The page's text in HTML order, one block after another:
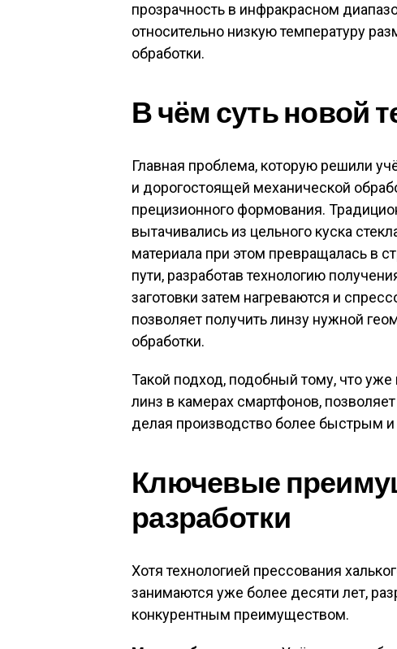
прозрачность в инфракрасном
относительно низкую температуру
обработки.
В чём суть новой
Главная проблема, которую решили
и дорогостоящей механической
прецизионного формования.
вытачивались из цельного куска
материала при этом превращалась в
пути, разработав технологию
заготовки затем нагреваются и
позволяет получить линзу нужной
обработки.
Такой подход, подобный тому, что
линз в камерах смартфонов,
делая производство более быстрым
Ключевые
разработки
Хотя технологией прессования
занимаются уже более десяти лет,
конкурентным преимуществом.